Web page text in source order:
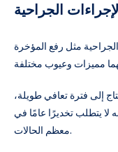
الجراحية
مثل رفع المؤخرة
إلى فترة تعافي طويلة،
لا يتطلب تخديرًا عامًا في
معظم الحالات.